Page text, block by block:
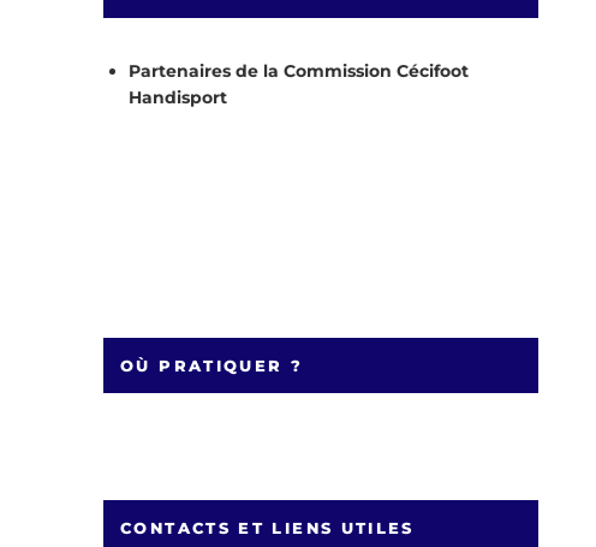
Partenaires de la Commission Cécifoot
Handisport
OÙ PRATIQUER ?
CONTACTS ET LIENS UTILES